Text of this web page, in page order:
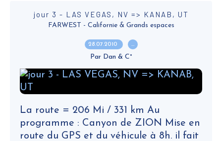
jour 3 - LAS VEGAS, NV => KANAB, UT
FARWEST - Californie & Grands espaces
28.07.2010 …
Par Dan & C°
La route = 206 Mi / 331 km Au
programme : Canyon de ZION Mise en
route du GPS et du véhicule à 8h. il fait